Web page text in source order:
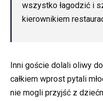
wszystko łagodzić i
kierownikiem
Inni goście dolali oliwy
całkiem wprost pytali
nie mogli przyjść z